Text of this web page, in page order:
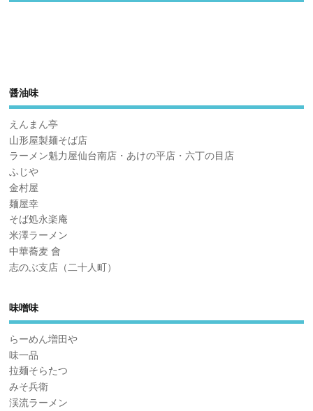
醤油味
えんまん亭
山形屋製麺そば店
ラーメン魁力屋仙台南店・あけの平店・六丁の目店
ふじや
金村屋
麺屋幸
そば処永楽庵
米澤ラーメン
中華蕎麦 會
志のぶ支店（二十人町）
味噌味
らーめん増田や
味一品
拉麺そらたつ
みそ兵衛
渓流ラーメン